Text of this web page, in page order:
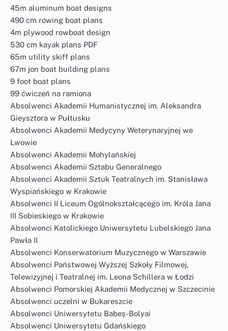
45m aluminum boat designs
490 cm rowing boat plans
4m plywood rowboat design
530 cm kayak plans PDF
65m utility skiff plans
67m jon boat building plans
9 foot boat plans
99 ćwiczeń na ramiona
Absolwenci Akademii Humanistycznej im. Aleksandra
Gieysztora w Pułtusku
Absolwenci Akademii Medycyny Weterynaryjnej we
Lwowie
Absolwenci Akademii Mohylańskiej
Absolwenci Akademii Sztabu Generalnego
Absolwenci Akademii Sztuk Teatralnych im. Stanisława
Wyspiańskiego w Krakowie
Absolwenci II Liceum Ogólnokształcącego im. Króla Jana
III Sobieskiego w Krakowie
Absolwenci Katolickiego Uniwersytetu Lubelskiego Jana
Pawła II
Absolwenci Konserwatorium Muzycznego w Warszawie
Absolwenci Państwowej Wyższej Szkoły Filmowej,
Telewizyjnej i Teatralnej im. Leona Schillera w Łodzi
Absolwenci Pomorskiej Akademii Medycznej w Szczecinie
Absolwenci uczelni w Bukareszcie
Absolwenci Uniwersytetu Babeș-Bolyai
Absolwenci Uniwersytetu Gdańskiego